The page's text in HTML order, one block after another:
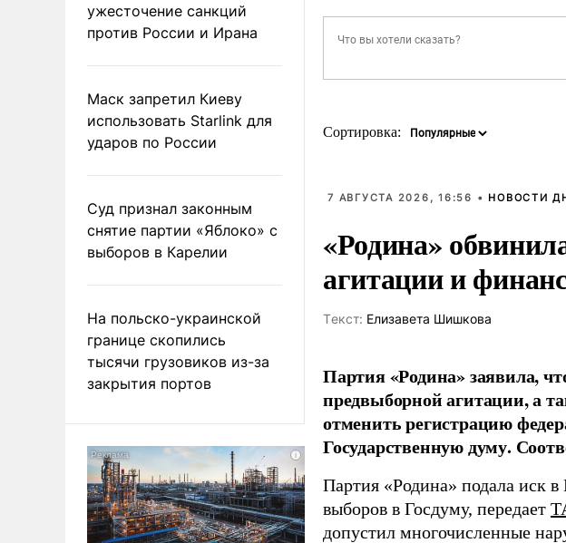
ужесточение санкций
против России и Ирана
Маск запретил Киеву
использовать Starlink для
ударов по России
Суд признал законным
снятие партии «Яблоко» с
выборов в Карелии
На польско-украинской
границе скопились
тысячи грузовиков из-за
закрытия портов
Сортировка:
7 АВГУСТА 2026, 16:56 • НОВОСТИ
«Родина»
агитации и
Tекст: Елизавета Шишкова
Партия «Родина» заявила,
предвыборной агитации, а
отменить регистрацию
Государственную думу.
Партия «Родина» подала иск
выборов в Госдуму, передает
допустил многочисленные